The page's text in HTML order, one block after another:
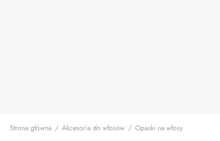
Strona główna / Akcesoria do włosów / Opaski na włosy